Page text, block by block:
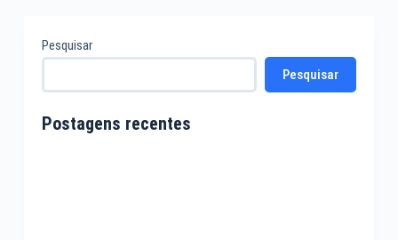
Pesquisar
Pesquisar
Postagens recentes